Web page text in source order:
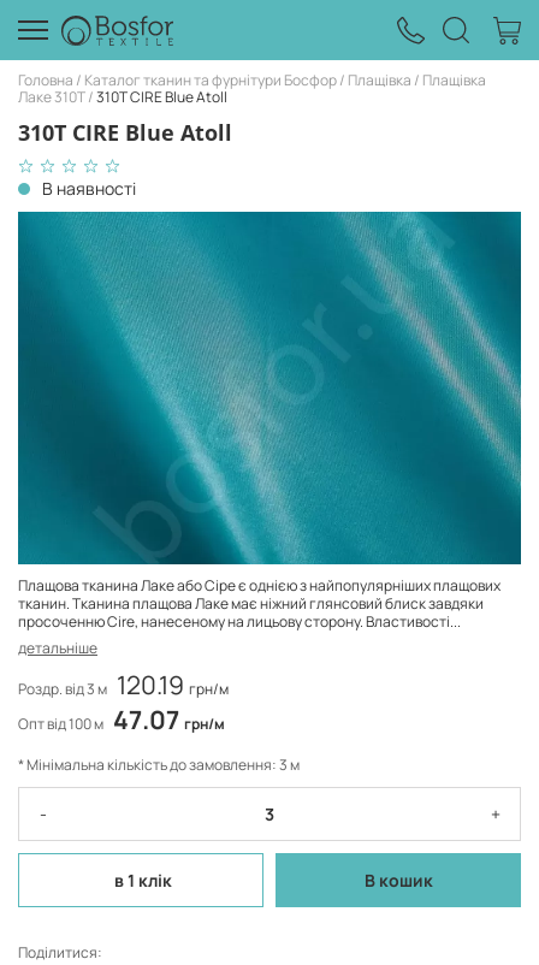
Головна Каталог тканин та фурнітури Босфор Плащівка
Плащівка
Лаке 310Т 310T CIRE Blue Atoll
310T CIRE Blue Atoll
В наявності
Плащова тканина Лаке або Сіре є однією з найпопулярніших плащових
тканин. Тканина плащова Лаке має ніжний глянсовий блиск завдяки
просоченню Cire, нанесеному на лицьову сторону. Властивості...
детальніше
Роздр. від 3 м 120.19 грн/м
Опт від 100 м 47.07 грн/м
* Мінімальна кількість до замовлення: 3 м
- +
в 1 клік В кошик
Поділитися: